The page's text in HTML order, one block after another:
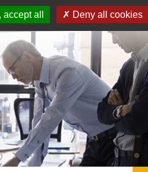
accept all Deny all cookies